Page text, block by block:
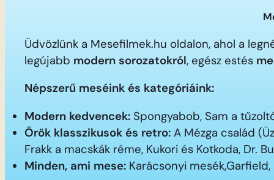
Üdvözlünk a Mesefilmek.hu oldalon, ahol a
legújabb modern sorozatokról, egész estés
Népszerű meséink és kategóriáink:
Modern kedvencek: Spongyabob, Sam a
Örök klasszikusok és retro: A Mézga család
Frakk a macskák réme, Kukori és Kotkoda, Dr.
Minden, ami mese: Karácsonyi